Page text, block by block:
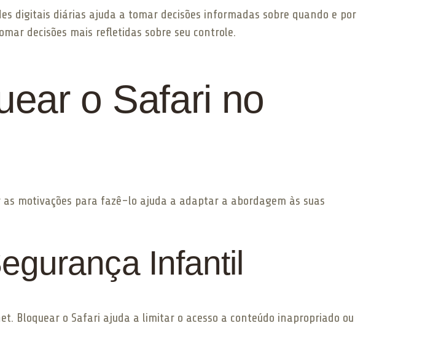
digitais diárias ajuda a tomar decisões informadas sobre quando e por
decisões mais refletidas sobre seu controle.
o Safari no
motivações para fazê-lo ajuda a adaptar a abordagem às suas
Infantil
Bloquear o Safari ajuda a limitar o acesso a conteúdo inapropriado ou